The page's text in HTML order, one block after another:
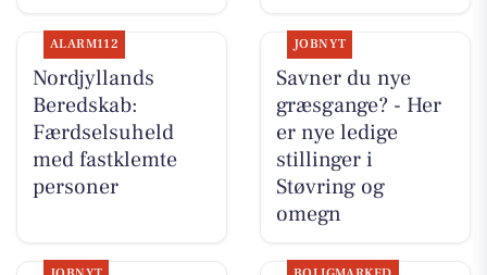
ALARM112
Nordjyllands
Beredskab:
Færdselsuheld
med fastklemte
personer
JOBNYT
Savner du nye
græsgange? - Her
er nye ledige
stillinger i
Støvring og
omegn